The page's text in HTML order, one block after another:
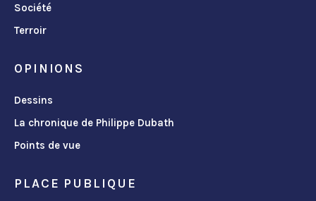
Société
Terroir
OPINIONS
Dessins
La chronique de Philippe Dubath
Points de vue
PLACE PUBLIQUE